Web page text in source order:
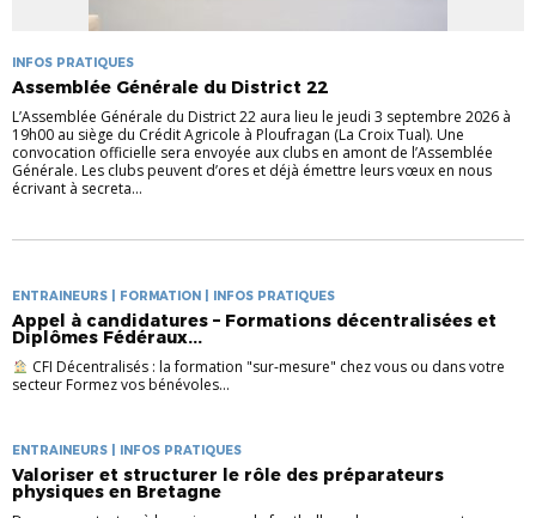
INFOS PRATIQUES
Assemblée Générale du District 22
L’Assemblée Générale du District 22 aura lieu le jeudi 3 septembre 2026 à
19h00 au siège du Crédit Agricole à Ploufragan (La Croix Tual). Une
convocation officielle sera envoyée aux clubs en amont de l’Assemblée
Générale. Les clubs peuvent d’ores et déjà émettre leurs vœux en nous
écrivant à secreta...
ENTRAINEURS | FORMATION | INFOS PRATIQUES
Appel à candidatures – Formations décentralisées et
Diplômes Fédéraux...
CFI Décentralisés : la formation "sur-mesure" chez vous ou dans votre
secteur Formez vos bénévoles...
ENTRAINEURS | INFOS PRATIQUES
Valoriser et structurer le rôle des préparateurs
physiques en Bretagne